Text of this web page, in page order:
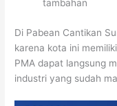
tambahan
Di Pabean Cantikan
karena kota ini
PMA dapat langsung
industri yang sudah